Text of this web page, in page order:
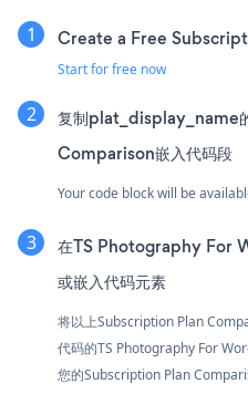
Create a Free
Start for free now
复制plat_display_name
Comparison嵌入代码段
Your code block will be
在TS Photography For
或嵌入代码元素
将以上Subscription Plan
代码的TS Photography For
您的Subscription Plan